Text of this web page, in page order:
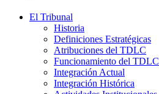
El Tribunal
Historia
Definiciones Estratégicas
Atribuciones del TDLC
Funcionamiento del TDLC
Integración Actual
Integración Histórica